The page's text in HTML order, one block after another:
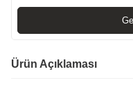
Ürün Açıklaması